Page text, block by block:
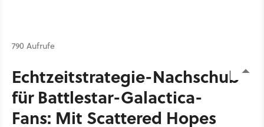
790 Aufrufe
Echtzeitstrategie-Nachschub
für Battlestar-Galactica-
Fans: Mit Scattered Hopes